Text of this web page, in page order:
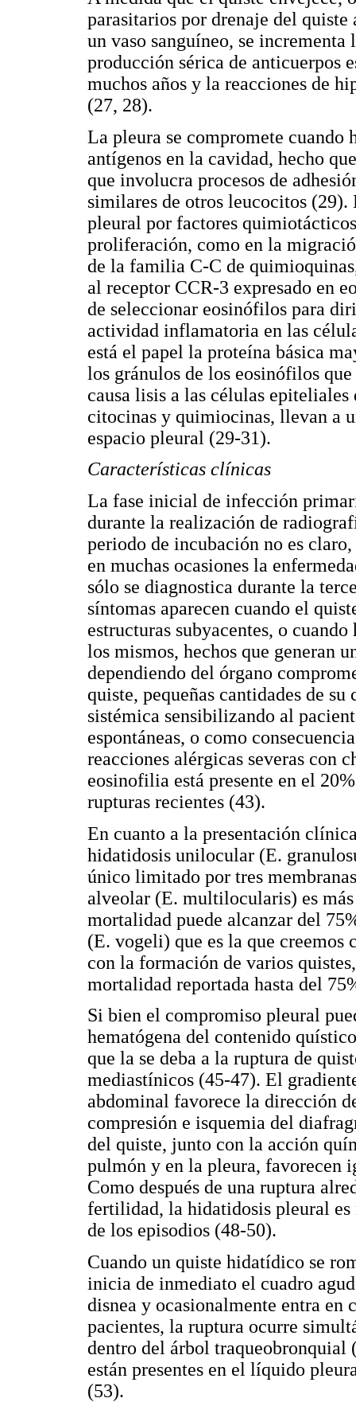
parasitarios por drenaje del
un vaso sanguíneo, se incrementa
producción sérica de anticuerpos
muchos años y la reacciones de
(27, 28).
La pleura se compromete cuando
antígenos en la cavidad, hecho
que involucra procesos de
similares de otros leucocitos
pleural por factores
proliferación, como en la
de la familia C-C de
al receptor CCR-3 expresado en
de seleccionar eosinófilos para
actividad inflamatoria en las
está el papel la proteína básica
los gránulos de los eosinófilos
causa lisis a las células
citocinas y quimiocinas, llevan a
espacio pleural (29-31).
Características clínicas
La fase inicial de infección
durante la realización de
periodo de incubación no es
en muchas ocasiones la
sólo se diagnostica durante la
síntomas aparecen cuando el
estructuras subyacentes, o
los mismos, hechos que generan
dependiendo del órgano
quiste, pequeñas cantidades de
sistémica sensibilizando al
espontáneas, o como
reacciones alérgicas severas con
eosinofilia está presente en el
rupturas recientes (43).
En cuanto a la presentación
hidatidosis unilocular (E.
único limitado por tres
alveolar (E. multilocularis) es
mortalidad puede alcanzar del
(E. vogeli) que es la que creemos
con la formación de varios
mortalidad reportada hasta del
Si bien el compromiso pleural
hematógena del contenido
que la se deba a la ruptura de
mediastínicos (45-47). El
abdominal favorece la dirección
compresión e isquemia del
del quiste, junto con la acción
pulmón y en la pleura, favorecen
Como después de una ruptura
fertilidad, la hidatidosis pleural es
de los episodios (48-50).
Cuando un quiste hidatídico se
inicia de inmediato el cuadro
disnea y ocasionalmente entra en
pacientes, la ruptura ocurre
dentro del árbol traqueobronquial
están presentes en el líquido
(53).